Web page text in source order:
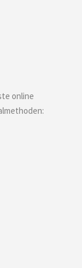
online